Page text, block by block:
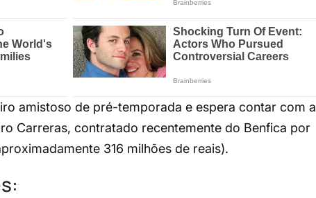
amistoso de pré-temporada e espera contar com a
Carreras, contratado recentemente do Benfica por
316 milhões de reais).